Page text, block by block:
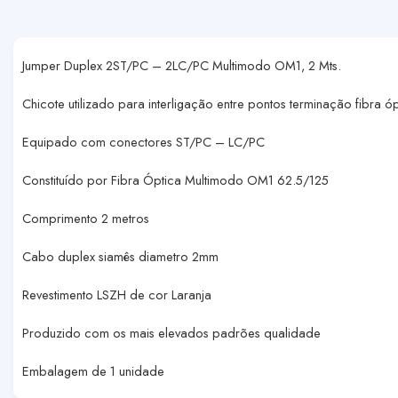
Jumper Duplex 2ST/PC – 2LC/PC Multimodo OM1, 2 Mts.
Chicote utilizado para interligação entre pontos terminação fibra
Equipado com conectores ST/PC – LC/PC
Constituído por Fibra Óptica Multimodo OM1 62.5/125
Comprimento 2 metros
Cabo duplex siamês diametro 2mm
Revestimento LSZH de cor Laranja
Produzido com os mais elevados padrões qualidade
Embalagem de 1 unidade